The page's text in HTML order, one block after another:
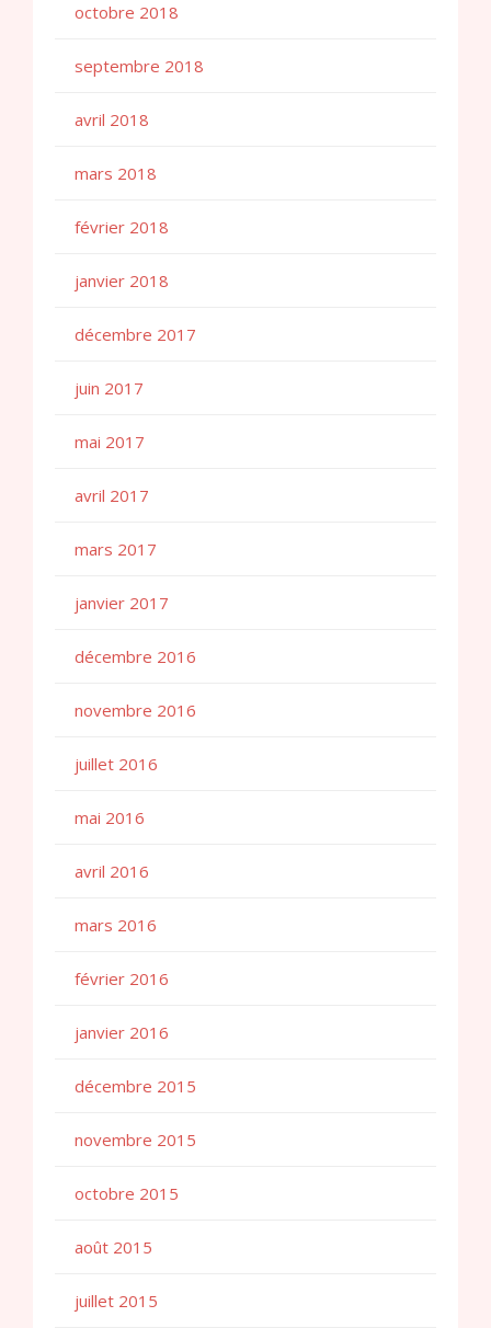
octobre 2018
septembre 2018
avril 2018
mars 2018
février 2018
janvier 2018
décembre 2017
juin 2017
mai 2017
avril 2017
mars 2017
janvier 2017
décembre 2016
novembre 2016
juillet 2016
mai 2016
avril 2016
mars 2016
février 2016
janvier 2016
décembre 2015
novembre 2015
octobre 2015
août 2015
juillet 2015